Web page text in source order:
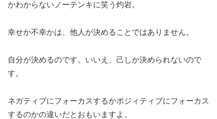
かわからないノーテンキに笑う灼岩。
幸せか不幸かは、他人が決めることではありません。
自分が決めるのです。いいえ、己しか決められないので
す。
ネガティブにフォーカスするかポジィティブにフォーカス
するのかの違いだとおもいますよ。